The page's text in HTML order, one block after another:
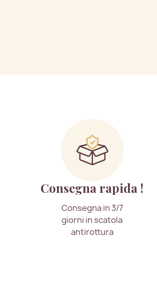
Consegna rapida !
Consegna in 3/7
giorni in scatola
antirottura